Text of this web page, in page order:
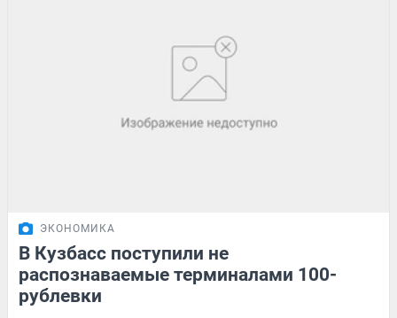
ЭКОНОМИКА
В Кузбасс поступили не
распознаваемые терминалами 100-
рублевки